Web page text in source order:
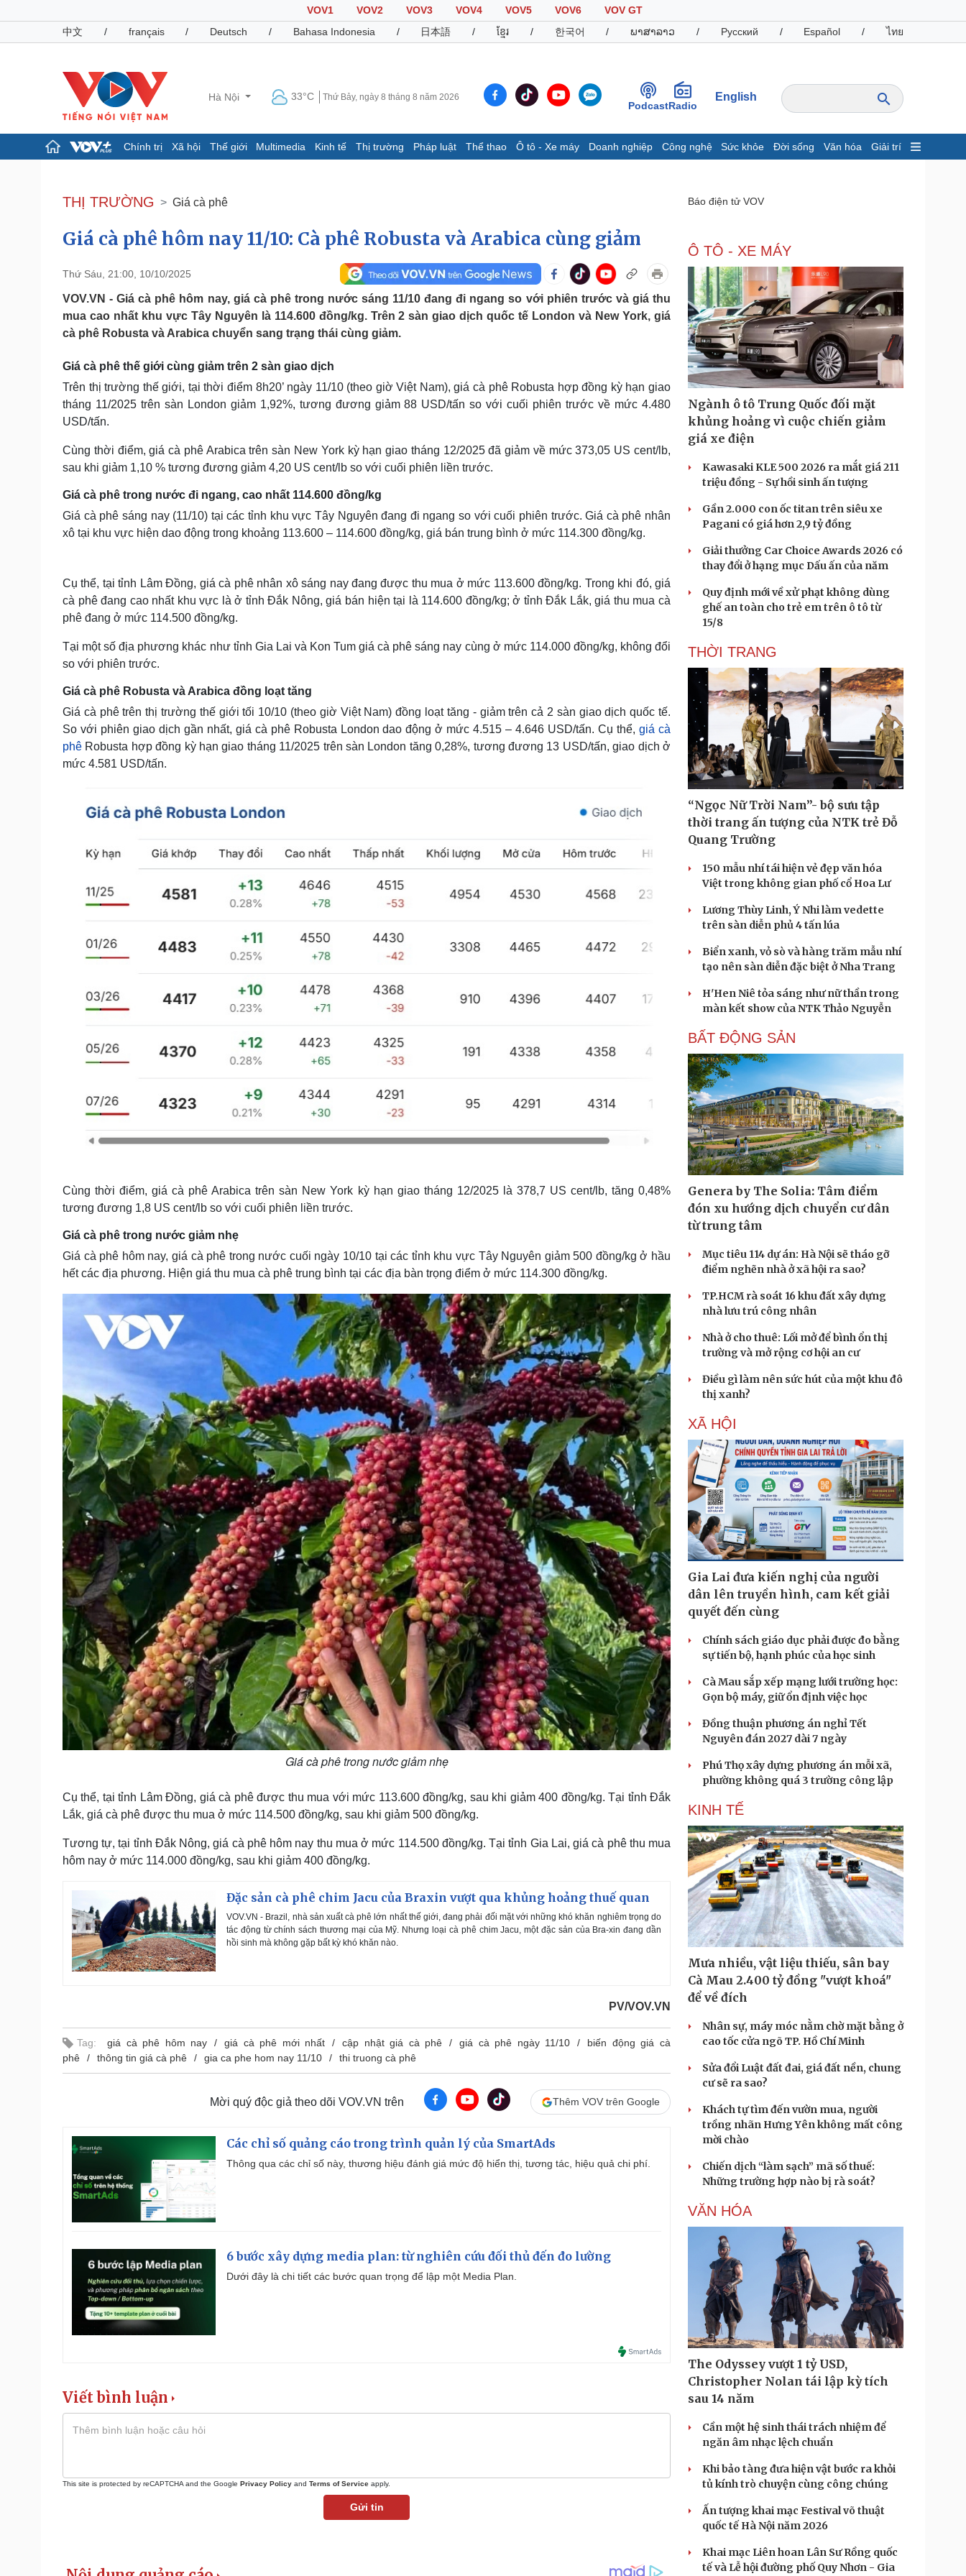
VOV1 VOV2 VOV3 VOV4 VOV5 VOV6
VOV GT
中文
/ français / Deutsch / Bahasa Indonesia / 日本語 / ខ្មែរ / 한국어 / ພາສາລາວ / Русский / Español / ไทย
Hà Nội 33°C Thứ Bảy, ngày 8 tháng 8 năm 2026
PodcastRadio
English
Chính trị Xã hội Thế giới Multimedia Kinh tế Thị trường Pháp luật Thể thao Ô tô - Xe máy Doanh nghiệp Công nghệ Sức khỏe Đời sống Văn hóa Giải trí
Đảng
Tổ chức nhân sự
Nhận diện sự thật
Tin 24h
Dự báo thời tiết
Dấu ấn VOV
Infographic
Bất động sản
Giá cà phê
Pháp luật
Vụ án
Tin nóng
Quân sự - Quốc phòng
Vũ khí
Việt Nam
Thể thao
Bóng đá
Lịch thi đấu bóng đá
Ô tô - Xe máy
Ô tô
Doanh nghiệp
Thông tin doanh nghiệp
Doanh nghiệp 24h
Doanh nhân
Vì cộng đồng
Công nghệ
Sành điệu
Tin Công nghệ
Trải nghiệm
Chuyển đổi số
Sức khỏe
Dinh dưỡng - món ngon
Sản phụ khoa
Nhi khoa
Làm đẹp - giảm cân
Phòng mạch online
Ăn sạch sống khỏe
Đời sống
Tình yêu - Gia đình
Văn hóa
Âm nhạc
Di sản
Giải trí
Sao Việt
Du lịch
check-in
Podcast
Câu chuyện thời sự
Kể chuyện cho bé
Hạt giống tâm hồn
THỊ TRƯỜNG Giá cà phê
Giá cà phê hôm nay 11/10: Cà phê Robusta và Arabica cùng giảm
Thứ Sáu, 21:00, 10/10/2025
VOV.VN - Giá cà phê hôm nay, giá cà phê trong nước sáng 11/10 đang đi ngang so với phiên trước và giá thu
mua cao nhất khu vực Tây Nguyên là 114.600 đồng/kg. Trên 2 sàn giao dịch quốc tế London và New York, giá
cà phê Robusta và Arabica chuyển sang trạng thái cùng giảm.
Giá cà phê thế giới cùng giảm trên 2 sàn giao dịch
Trên thị trường thế giới, tại thời điểm 8h20’ ngày 11/10 (theo giờ Việt Nam), giá cà phê Robusta hợp đồng kỳ hạn giao
tháng 11/2025 trên sàn London giảm 1,92%, tương đương giảm 88 USD/tấn so với cuối phiên trước về mức 4.480
USD/tấn.
Cùng thời điểm, giá cà phê Arabica trên sàn New York kỳ hạn giao tháng 12/2025 đã giảm về mức 373,05 US cent/lb,
sau khi giảm 1,10 % tương đương giảm 4,20 US cent/lb so với cuối phiên liền trước.
Giá cà phê trong nước đi ngang, cao nhất 114.600 đồng/kg
Giá cà phê sáng nay (11/10) tại các tỉnh khu vực Tây Nguyên đang đi ngang so với cuối phiên trước. Giá cà phê nhân
xô tại khu vực hiện dao động trong khoảng 113.600 – 114.600 đồng/kg, giá bán trung bình ở mức 114.300 đồng/kg.
Cụ thể, tại tỉnh Lâm Đồng, giá cà phê nhân xô sáng nay đang được thu mua ở mức 113.600 đồng/kg. Trong khi đó, giá
cà phê đang cao nhất khu vực là ở tỉnh Đắk Nông, giá bán hiện tại là 114.600 đồng/kg; ở tỉnh Đắk Lắk, giá thu mua cà
phê đang ở mức 114.500 đồng/kg.
Tại một số địa phương khác như tỉnh Gia Lai và Kon Tum giá cà phê sáng nay cùng ở mức 114.000 đồng/kg, không đổi
so với phiên trước.
Giá cà phê Robusta và Arabica đồng loạt tăng
Giá cà phê trên thị trường thế giới tối 10/10 (theo giờ Việt Nam) đồng loạt tăng - giảm trên cả 2 sàn giao dịch quốc tế.
So với phiên giao dịch gần nhất, giá cà phê Robusta London dao động ở mức 4.515 – 4.646 USD/tấn. Cụ thể,giá cà
phê Robusta hợp đồng kỳ hạn giao tháng 11/2025 trên sàn London tăng 0,28%, tương đương 13 USD/tấn, giao dịch ở
mức 4.581 USD/tấn.
Cùng thời điểm, giá cà phê Arabica trên sàn New York kỳ hạn giao tháng 12/2025 là 378,7 US cent/lb, tăng 0,48%
tương đương 1,8 US cent/lb so với cuối phiên liền trước.
Giá cà phê trong nước giảm nhẹ
Giá cà phê hôm nay, giá cà phê trong nước cuối ngày 10/10 tại các tỉnh khu vực Tây Nguyên giảm 500 đồng/kg ở hầu
hết các địa phương. Hiện giá thu mua cà phê trung bình tại các địa bàn trọng điểm ở mức 114.300 đồng/kg.
Giá cà phê trong nước giảm nhẹ
Cụ thể, tại tỉnh Lâm Đồng, giá cà phê được thu mua với mức 113.600 đồng/kg, sau khi giảm 400 đồng/kg. Tại tỉnh Đắk
Lắk, giá cà phê được thu mua ở mức 114.500 đồng/kg, sau khi giảm 500 đồng/kg.
Tương tự, tại tỉnh Đắk Nông, giá cà phê hôm nay thu mua ở mức 114.500 đồng/kg. Tại tỉnh Gia Lai, giá cà phê thu mua
hôm nay ở mức 114.000 đồng/kg, sau khi giảm 400 đồng/kg.
Đặc sản cà phê chim Jacu của Braxin vượt qua khủng hoảng thuế quan
VOV.VN - Brazil, nhà sản xuất cà phê lớn nhất thế giới, đang phải đối mặt với những khó khăn nghiêm trọng do
tác động từ chính sách thương mại của Mỹ. Nhưng loại cà phê chim Jacu, một đặc sản của Bra-xin đang dần
hồi sinh mà không gặp bất kỳ khó khăn nào.
PV/VOV.VN
Tag: giá cà phê hôm nay giá cà phê mới nhất cập nhật giá cà phê giá cà phê ngày 11/10
biến động giá cà
phê
thông tin giá cà phê gia ca phe hom nay 11/10 thi truong cà phê
Mời quý độc giả theo dõi VOV.VN trên Thêm VOV trên Google
Các chỉ số quảng cáo trong trình quản lý của SmartAds
Thông qua các chỉ số này, thương hiệu đánh giá mức độ hiển thị, tương tác, hiệu quả chi phí.
6 bước xây dựng media plan: từ nghiên cứu đối thủ đến đo lường
Dưới đây là chi tiết các bước quan trọng để lập một Media Plan.
Viết bình luận
This site is protected by reCAPTCHA and the Google Privacy Policy and Terms of Service apply.
Gửi tin
Báo điện tử VOV
Ô TÔ - XE MÁY
Ngành ô tô Trung Quốc đối mặt
khủng hoảng vì cuộc chiến giảm
giá xe điện
Kawasaki KLE 500 2026 ra mắt giá 211
triệu đồng - Sự hồi sinh ấn tượng
Gần 2.000 con ốc titan trên siêu xe
Pagani có giá hơn 2,9 tỷ đồng
Giải thưởng Car Choice Awards 2026 có
thay đổi ở hạng mục Dấu ấn của năm
Quy định mới về xử phạt không dùng
ghế an toàn cho trẻ em trên ô tô từ
15/8
THỜI TRANG
“Ngọc Nữ Trời Nam”- bộ sưu tập
thời trang ấn tượng của NTK trẻ Đỗ
Quang Trường
150 mẫu nhí tái hiện vẻ đẹp văn hóa
Việt trong không gian phố cổ Hoa Lư
Lương Thùy Linh, Ý Nhi làm vedette
trên sàn diễn phủ 4 tấn lúa
Biển xanh, vỏ sò và hàng trăm mẫu nhí
tạo nên sàn diễn đặc biệt ở Nha Trang
H'Hen Niê tỏa sáng như nữ thần trong
màn kết show của NTK Thảo Nguyễn
BẤT ĐỘNG SẢN
Genera by The Solia: Tâm điểm
đón xu hướng dịch chuyển cư dân
từ trung tâm
Mục tiêu 114 dự án: Hà Nội sẽ tháo gỡ
điểm nghẽn nhà ở xã hội ra sao?
TP.HCM rà soát 16 khu đất xây dựng
nhà lưu trú công nhân
Nhà ở cho thuê: Lối mở để bình ổn thị
trường và mở rộng cơ hội an cư
Điều gì làm nên sức hút của một khu đô
thị xanh?
XÃ HỘI
Gia Lai đưa kiến nghị của người
dân lên truyền hình, cam kết giải
quyết đến cùng
Chính sách giáo dục phải được đo bằng
sự tiến bộ, hạnh phúc của học sinh
Cà Mau sắp xếp mạng lưới trường học:
Gọn bộ máy, giữ ổn định việc học
Đồng thuận phương án nghỉ Tết
Nguyên đán 2027 dài 7 ngày
Phú Thọ xây dựng phương án mỗi xã,
phường không quá 3 trường công lập
KINH TẾ
Mưa nhiều, vật liệu thiếu, sân bay
Cà Mau 2.400 tỷ đồng "vượt khoá"
để về đích
Nhân sự, máy móc nằm chờ mặt bằng ở
cao tốc cửa ngõ TP. Hồ Chí Minh
Sửa đổi Luật đất đai, giá đất nền, chung
cư sẽ ra sao?
Khách tự tìm đến vườn mua, người
trồng nhãn Hưng Yên không mất công
mời chào
Chiến dịch “làm sạch” mã số thuế:
Những trường hợp nào bị rà soát?
VĂN HÓA
The Odyssey vượt 1 tỷ USD,
Christopher Nolan tái lập kỳ tích
sau 14 năm
Cần một hệ sinh thái trách nhiệm để
ngăn âm nhạc lệch chuẩn
Khi bảo tàng đưa hiện vật bước ra khỏi
tủ kính trò chuyện cùng công chúng
Ấn tượng khai mạc Festival võ thuật
quốc tế Hà Nội năm 2026
Khai mạc Liên hoan Lân Sư Rồng quốc
tế và Lễ hội đường phố Quy Nhơn - Gia